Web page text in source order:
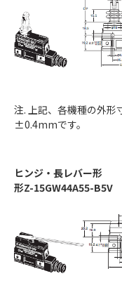
注. 上記、各機種の外形
±0.4mmです。
ヒンジ・長レバー形
形Z-15GW44A55-B5V